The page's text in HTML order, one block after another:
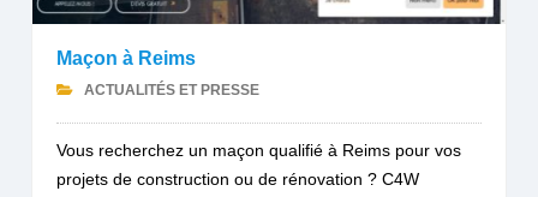
Maçon à Reims
ACTUALITÉS ET PRESSE
Vous recherchez un maçon qualifié à Reims pour vos
projets de construction ou de rénovation ? C4W